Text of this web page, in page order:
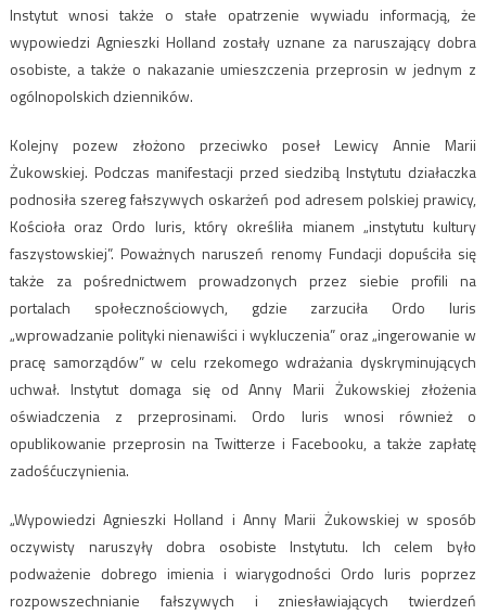
Instytut wnosi także o stałe opatrzenie wywiadu informacją, że
wypowiedzi Agnieszki Holland zostały uznane za naruszający dobra
osobiste, a także o nakazanie umieszczenia przeprosin w jednym z
ogólnopolskich dzienników.
Kolejny pozew złożono przeciwko poseł Lewicy Annie Marii
Żukowskiej. Podczas manifestacji przed siedzibą Instytutu działaczka
podnosiła szereg fałszywych oskarżeń pod adresem polskiej prawicy,
Kościoła oraz Ordo Iuris, który określiła mianem „instytutu kultury
faszystowskiej”. Poważnych naruszeń renomy Fundacji dopuściła się
także za pośrednictwem prowadzonych przez siebie profili na
portalach społecznościowych, gdzie zarzuciła Ordo Iuris
„wprowadzanie polityki nienawiści i wykluczenia” oraz „ingerowanie w
pracę samorządów” w celu rzekomego wdrażania dyskryminujących
uchwał. Instytut domaga się od Anny Marii Żukowskiej złożenia
oświadczenia z przeprosinami. Ordo Iuris wnosi również o
opublikowanie przeprosin na Twitterze i Facebooku, a także zapłatę
zadośćuczynienia.
„Wypowiedzi Agnieszki Holland i Anny Marii Żukowskiej w sposób
oczywisty naruszyły dobra osobiste Instytutu. Ich celem było
podważenie dobrego imienia i wiarygodności Ordo Iuris poprzez
rozpowszechnianie fałszywych i zniesławiających twierdzeń